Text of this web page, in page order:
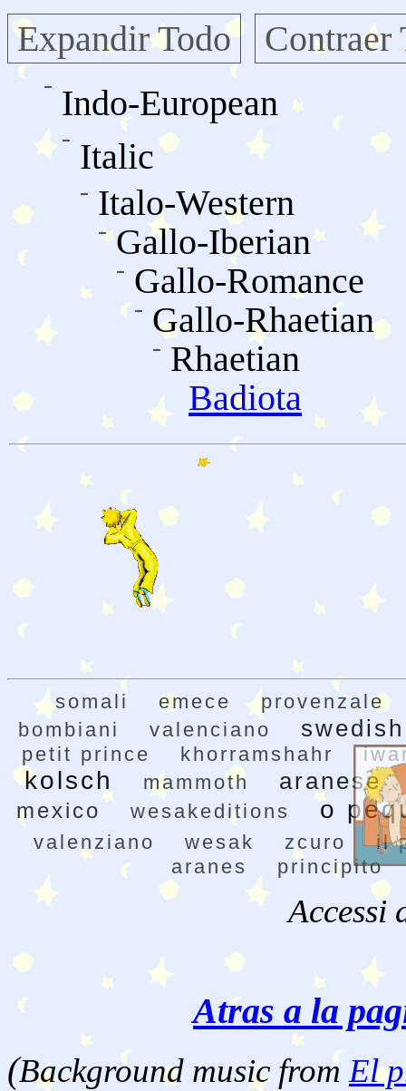
Expandir Todo
Contraer
Indo-European
Italic
Italo-Western
Gallo-Iberian
Gallo-Romance
Gallo-Rhaetian
Rhaetian
Badiota
somali emece
provenzale
bombiani
valenciano swedish
petit prince khorramshahr
kolsch mammoth aranese
mexico wesakeditions o
valenziano wesak zcuro
il
aranes
principito
Accessi
Atras a la
(Background music from El